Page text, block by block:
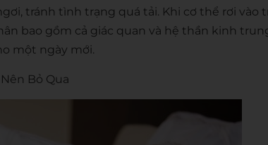
tránh tình trạng quá tải. Khi cơ thể rơi vào
bao gồm cả giác quan và hệ thần kinh
một ngày mới.
Bỏ Qua